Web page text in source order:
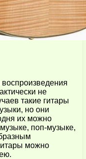
не
такие гитары
но они
их можно
поп-музыке,
можно